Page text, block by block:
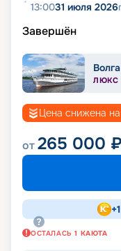
13:0031 июля 2026
Завершён
ЛЮКС
Цена снижена на
от265 000 ₽
+
ОСТАЛАСЬ 1 КАЮТА